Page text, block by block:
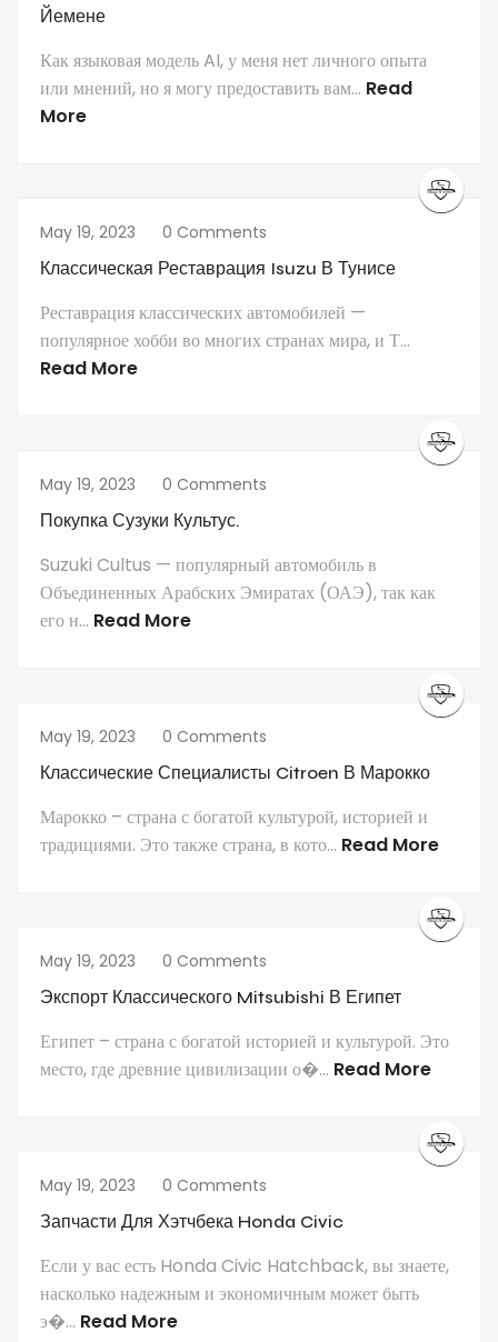
Йемене
Как языковая модель AI, у меня нет личного опыта
или мнений, но я могу предоставить вам... Read
More
May 19, 2023 0 Comments
Классическая Реставрация Isuzu В Тунисе
Реставрация классических автомобилей —
популярное хобби во многих странах мира, и Т...
Read More
May 19, 2023 0 Comments
Покупка Сузуки Культус.
Suzuki Cultus — популярный автомобиль в
Объединенных Арабских Эмиратах (ОАЭ), так как
его н... Read More
May 19, 2023 0 Comments
Классические Специалисты Citroen В Марокко
Марокко – страна с богатой культурой, историей и
традициями. Это также страна, в кото... Read More
May 19, 2023 0 Comments
Экспорт Классического Mitsubishi В Египет
Египет – страна с богатой историей и культурой. Это
место, где древние цивилизации о�... Read More
May 19, 2023 0 Comments
Запчасти Для Хэтчбека Honda Civic
Если у вас есть Honda Civic Hatchback, вы знаете,
насколько надежным и экономичным может быть
э�... Read More